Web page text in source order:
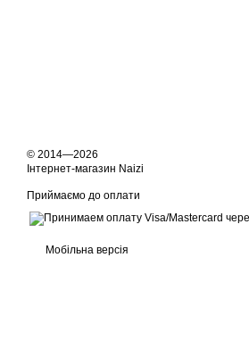
© 2014—2026
Інтернет-магазин Naizi
Приймаємо до оплати
Мобільна версія